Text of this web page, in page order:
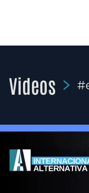
Videos